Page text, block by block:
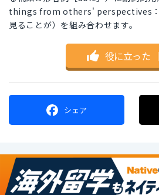
things from others' perspectives：
見ることが）を組み合わせます。
役に立った ｜
シェア